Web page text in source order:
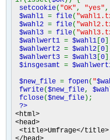
setcookie( "OK" , "yes" ,
$wahl1 = file(
$wahl2 = file(
$wahl3 = file(
$wahlwert1 = $wahl1 [0
$wahlwert2 = $wahl2 [0
$wahlwert3 = $wahl3 [0
$insgesamt =
$new_file = fopen( "
fwrite($new_file,
fclose($new_file);
?>
<html>
<head>
<title>Umfrage</title>